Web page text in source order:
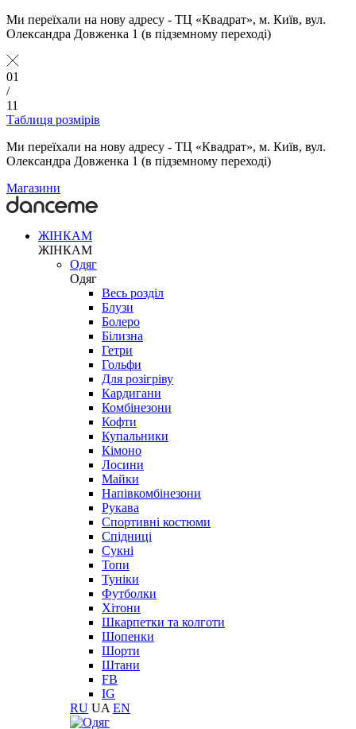
Ми переїхали на нову адресу - ТЦ «Квадрат», м. Київ, вул.
Олександра Довженка 1 (в підземному переході)
01
/
11
Таблиця розмірів
Ми переїхали на нову адресу - ТЦ «Квадрат», м. Київ, вул.
Олександра Довженка 1 (в підземному переході)
Магазини
ЖІНКАМ
ЖІНКАМ
Одяг
Одяг
Весь розділ
Блузи
Болеро
Білизна
Гетри
Гольфи
Для розігріву
Кардигани
Комбінезони
Кофти
Купальники
Кімоно
Лосини
Майки
Напівкомбінезони
Рукава
Спортивні костюми
Спідниці
Сукні
Топи
Туніки
Футболки
Хітони
Шкарпетки та колготи
Шопенки
Шорти
Штани
FB
IG
RU UA EN